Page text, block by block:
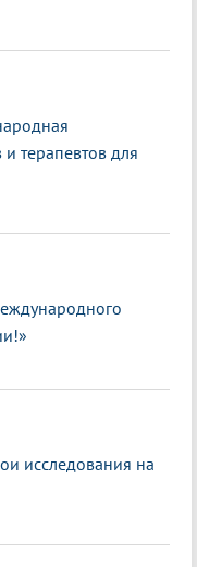
терапевтов для
исследования на